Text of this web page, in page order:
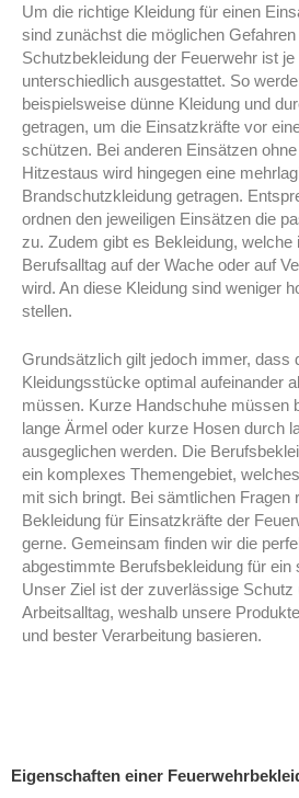
Um die richtige Kleidung für einen
sind zunächst die möglichen
Schutzbekleidung der Feuerwehr ist
unterschiedlich ausgestattet. So
beispielsweise dünne Kleidung und
getragen, um die Einsatzkräfte vor
schützen. Bei anderen Einsätzen
Hitzestaus wird hingegen eine
Brandschutzkleidung getragen.
ordnen den jeweiligen Einsätzen die
zu. Zudem gibt es Bekleidung, welche
Berufsalltag auf der Wache oder auf
wird. An diese Kleidung sind weniger
stellen.
Grundsätzlich gilt jedoch immer, dass
Kleidungsstücke optimal aufeinander
müssen. Kurze Handschuhe müssen
lange Ärmel oder kurze Hosen durch
ausgeglichen werden. Die
ein komplexes Themengebiet,
mit sich bringt. Bei sämtlichen Fragen
Bekleidung für Einsatzkräfte der
gerne. Gemeinsam finden wir die
abgestimmte Berufsbekleidung für ein
Unser Ziel ist der zuverlässige Schutz
Arbeitsalltag, weshalb unsere
und bester Verarbeitung basieren.
Eigenschaften einer